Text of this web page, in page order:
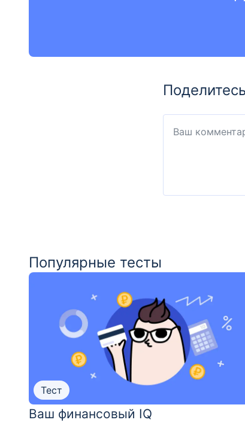
Популярные тесты
Тест
Ваш финансовый IQ